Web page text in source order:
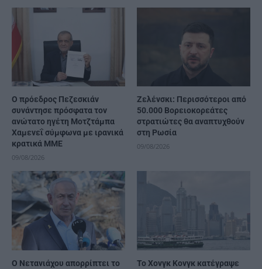
Ο πρόεδρος Πεζεσκιάν
συνάντησε πρόσφατα τον
ανώτατο ηγέτη Μοτζτάμπα
Χαμενεΐ σύμφωνα με ιρανικά
κρατικά ΜΜΕ
09/08/2026
Ζελένσκι: Περισσότεροι από
50.000 Βορειοκορεάτες
στρατιώτες θα αναπτυχθούν
στη Ρωσία
09/08/2026
Ο Νετανιάχου απορρίπτει το
Το Χονγκ Κονγκ κατέγραψε